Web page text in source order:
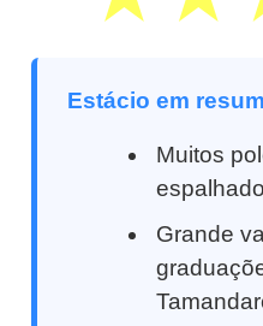
Estácio em
Muitos
Grande